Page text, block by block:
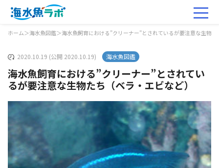
ホーム＞海水魚図鑑＞海水魚飼育における”クリーナー”とされているが要注意な生物
2020.10.19 (公開 2020.10.19) 海水魚図鑑
海水魚飼育における”クリーナー”とされてい
るが要注意な生物たち（ベラ・エビなど）